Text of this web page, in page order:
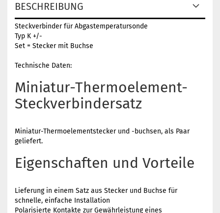
BESCHREIBUNG
Steckverbinder für Abgastemperatursonde
Typ K +/-
Set = Stecker mit Buchse
Technische Daten:
Miniatur-Thermoelement-
Steckverbindersatz
Miniatur-Thermoelementstecker und -buchsen, als Paar
geliefert.
Eigenschaften und Vorteile
Lieferung in einem Satz aus Stecker und Buchse für
schnelle, einfache Installation
Polarisierte Kontakte zur Gewährleistung eines